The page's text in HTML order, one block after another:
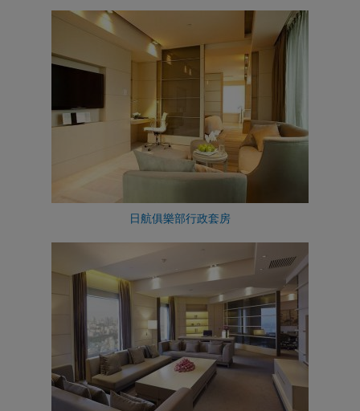
日航俱樂部行政套房